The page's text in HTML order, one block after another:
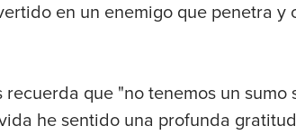
en un enemigo que penetra y
que "no tenemos un sumo
he sentido una profunda